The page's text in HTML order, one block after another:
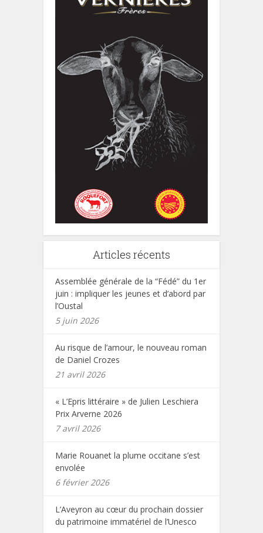
Articles récents
Assemblée générale de la “Fédé” du 1er
juin : impliquer les jeunes et d’abord par
l’Oustal
5 juin 2026
Au risque de l’amour, le nouveau roman
de Daniel Crozes
21 avril 2026
« L’Epris littéraire » de Julien Leschiera
Prix Arverne 2026
7 avril 2026
Marie Rouanet la plume occitane s’est
envolée
6 février 2026
L’Aveyron au cœur du prochain dossier
du patrimoine immatériel de l’Unesco